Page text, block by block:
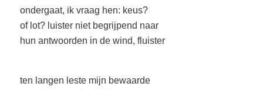
ondergaat, ik vraag hen: keus?
of lot? luister niet begrijpend naar
hun antwoorden in de wind, fluister
ten langen leste mijn bewaarde